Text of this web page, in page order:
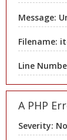
Message:
Filename:
Line
A PHP
Severity: